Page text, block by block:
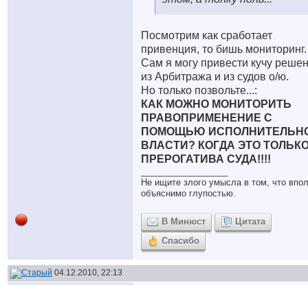
Посмотрим как сработает
привенция, то бишь мониторинг.
Сам я могу привести кучу
из Арбитража и из судов о/ю.
Но только позвольте...:
КАК МОЖНО МОНИТОРИТЬ
ПРАВОПРИМЕНЕНИЕ С
ПОМОЩЬЮ
ВЛАСТИ? КОГДА ЭТО
ПРЕРОГАТИВА СУДА!!!!
Не ищите злого умысла в том, что
объяснимо глупостью.
В Минюст
Цитата
Спасибо
04.12.2010, 22:13